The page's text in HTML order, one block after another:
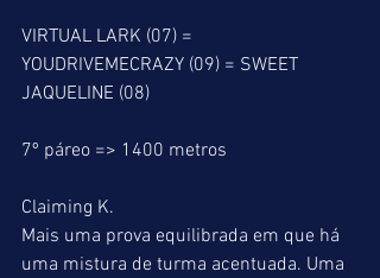
VIRTUAL LARK (07) =
YOUDRIVEMECRAZY (09) = SWEET
JAQUELINE (08)
7º páreo => 1400 metros
Claiming K.
Mais uma prova equilibrada em que há
uma mistura de turma acentuada. Uma